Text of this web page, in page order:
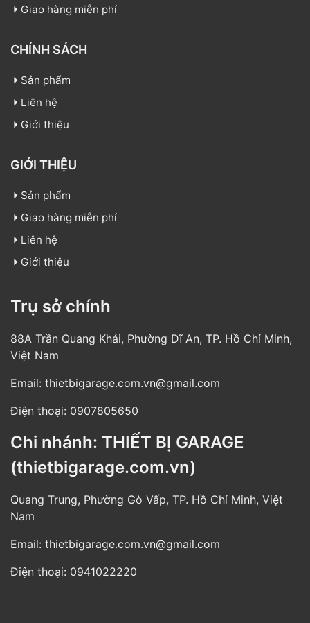
Giao hàng miễn phí
CHÍNH SÁCH
Sản phẩm
Liên hệ
Giới thiệu
GIỚI THIỆU
Sản phẩm
Giao hàng miễn phí
Liên hệ
Giới thiệu
Trụ sở chính
88A Trần Quang Khải, Phường Dĩ An, TP. Hồ Chí Minh,
Việt Nam
Email: thietbigarage.com.vn@gmail.com
Điện thoại: 0907805650
Chi nhánh: THIẾT BỊ GARAGE
(thietbigarage.com.vn)
Quang Trung, Phường Gò Vấp, TP. Hồ Chí Minh, Việt
Nam
Email: thietbigarage.com.vn@gmail.com
Điện thoại: 0941022220